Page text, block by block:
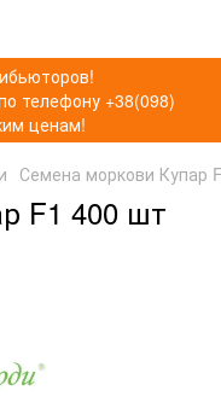
телефону +38(098)
ценам!
Семена моркови Купар
F1 400 шт